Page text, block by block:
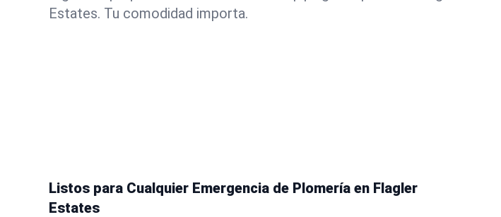
Estates. Tu comodidad importa.
Listos para Cualquier Emergencia de Plomería en Flagler
Estates